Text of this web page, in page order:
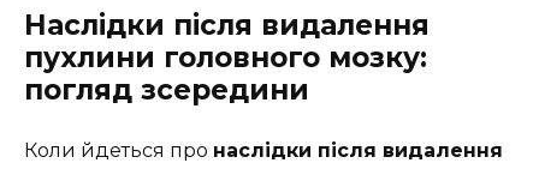
Наслідки після видалення
пухлини головного мозку:
погляд зсередини
Коли йдеться про наслідки після видалення